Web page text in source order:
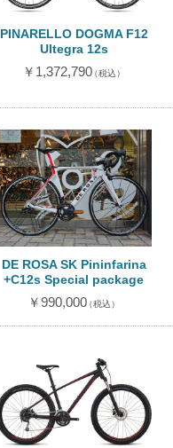
PINARELLO DOGMA F12
Ultegra 12s
￥1,372,790（税込）
DE ROSA SK Pininfarina
+C12s Special package
￥990,000（税込）